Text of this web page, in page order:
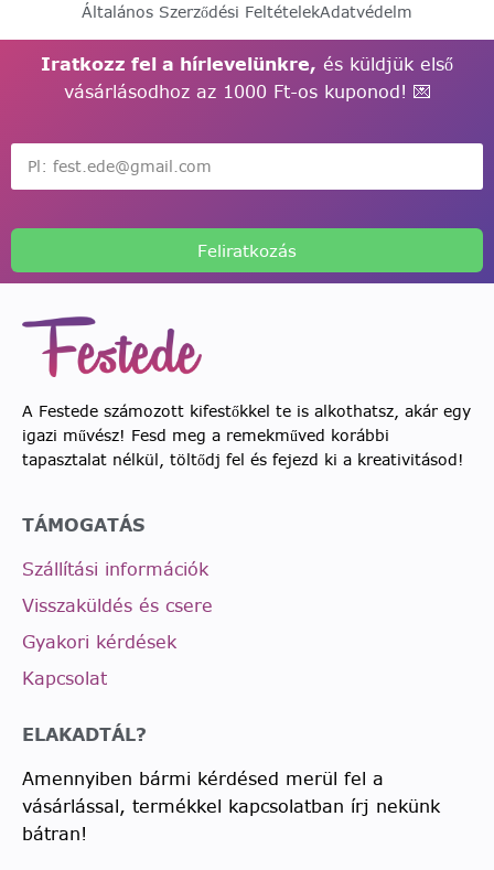
Általános Szerződési FeltételekAdatvédelm
Iratkozz fel a hírlevelünkre, és küldjük első
vásárlásodhoz az 1000 Ft-os kuponod! 💌
Feliratkozás
A Festede számozott kifestőkkel te is alkothatsz, akár egy
igazi művész! Fesd meg a remekműved korábbi
tapasztalat nélkül, töltődj fel és fejezd ki a kreativitásod!
TÁMOGATÁS
Szállítási információk
Visszaküldés és csere
Gyakori kérdések
Kapcsolat
ELAKADTÁL?
Amennyiben bármi kérdésed merül fel a
vásárlással, termékkel kapcsolatban írj nekünk
bátran!